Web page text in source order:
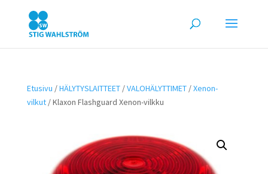
Etusivu /HÄLYTYSLAITTEET/VALOHÄLYTTIMET/Xenon-
vilkut/ Klaxon Flashguard Xenon-vilkku